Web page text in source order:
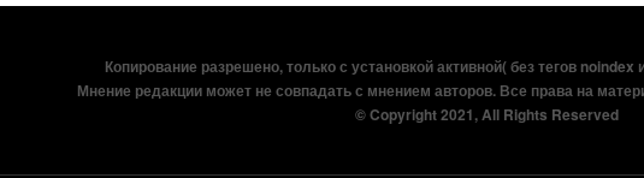
Копирование разрешено, только с установкой активной( без тегов
Мнение редакции может не совпадать с мнением авторов. Все права на
© Copyright 2021, All Rights Reserved